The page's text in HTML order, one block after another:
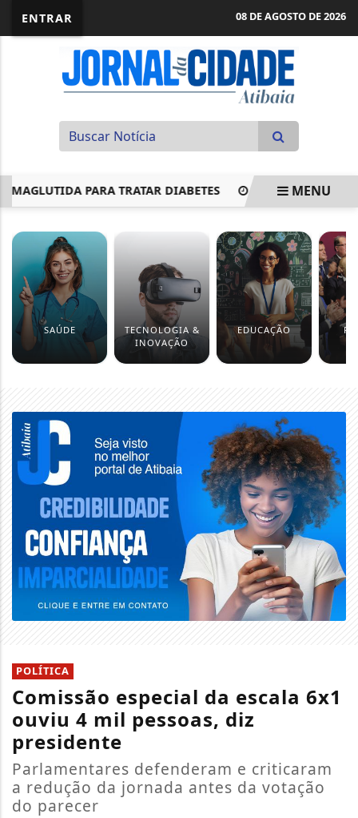
ENTRAR 08 DE AGOSTO DE 2026
PARA TRATAR DIABETES COMISSÃO APROVA
MENU
SAÚDE
TECNOLOGIA &
INOVAÇÃO
EDUCAÇÃO
POLÍTICA
Comissão especial da escala 6x1
ouviu 4 mil pessoas, diz
presidente
Parlamentares defenderam e criticaram
a redução da jornada antes da votação
do parecer